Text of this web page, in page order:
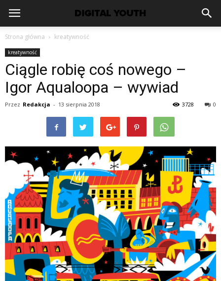
Strona główna kreatywność
kreatywność
Ciągle robię coś nowego –
Igor Aqualoopa – wywiad
Przez Redakcja - 13 sierpnia 2018 0
3728